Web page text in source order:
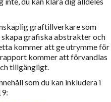
graftillverkare som
grafiska abstrakter och
kommer att ge utrymme för
kommer att förvandlas
tillgängligt.
som du kan inkludera i